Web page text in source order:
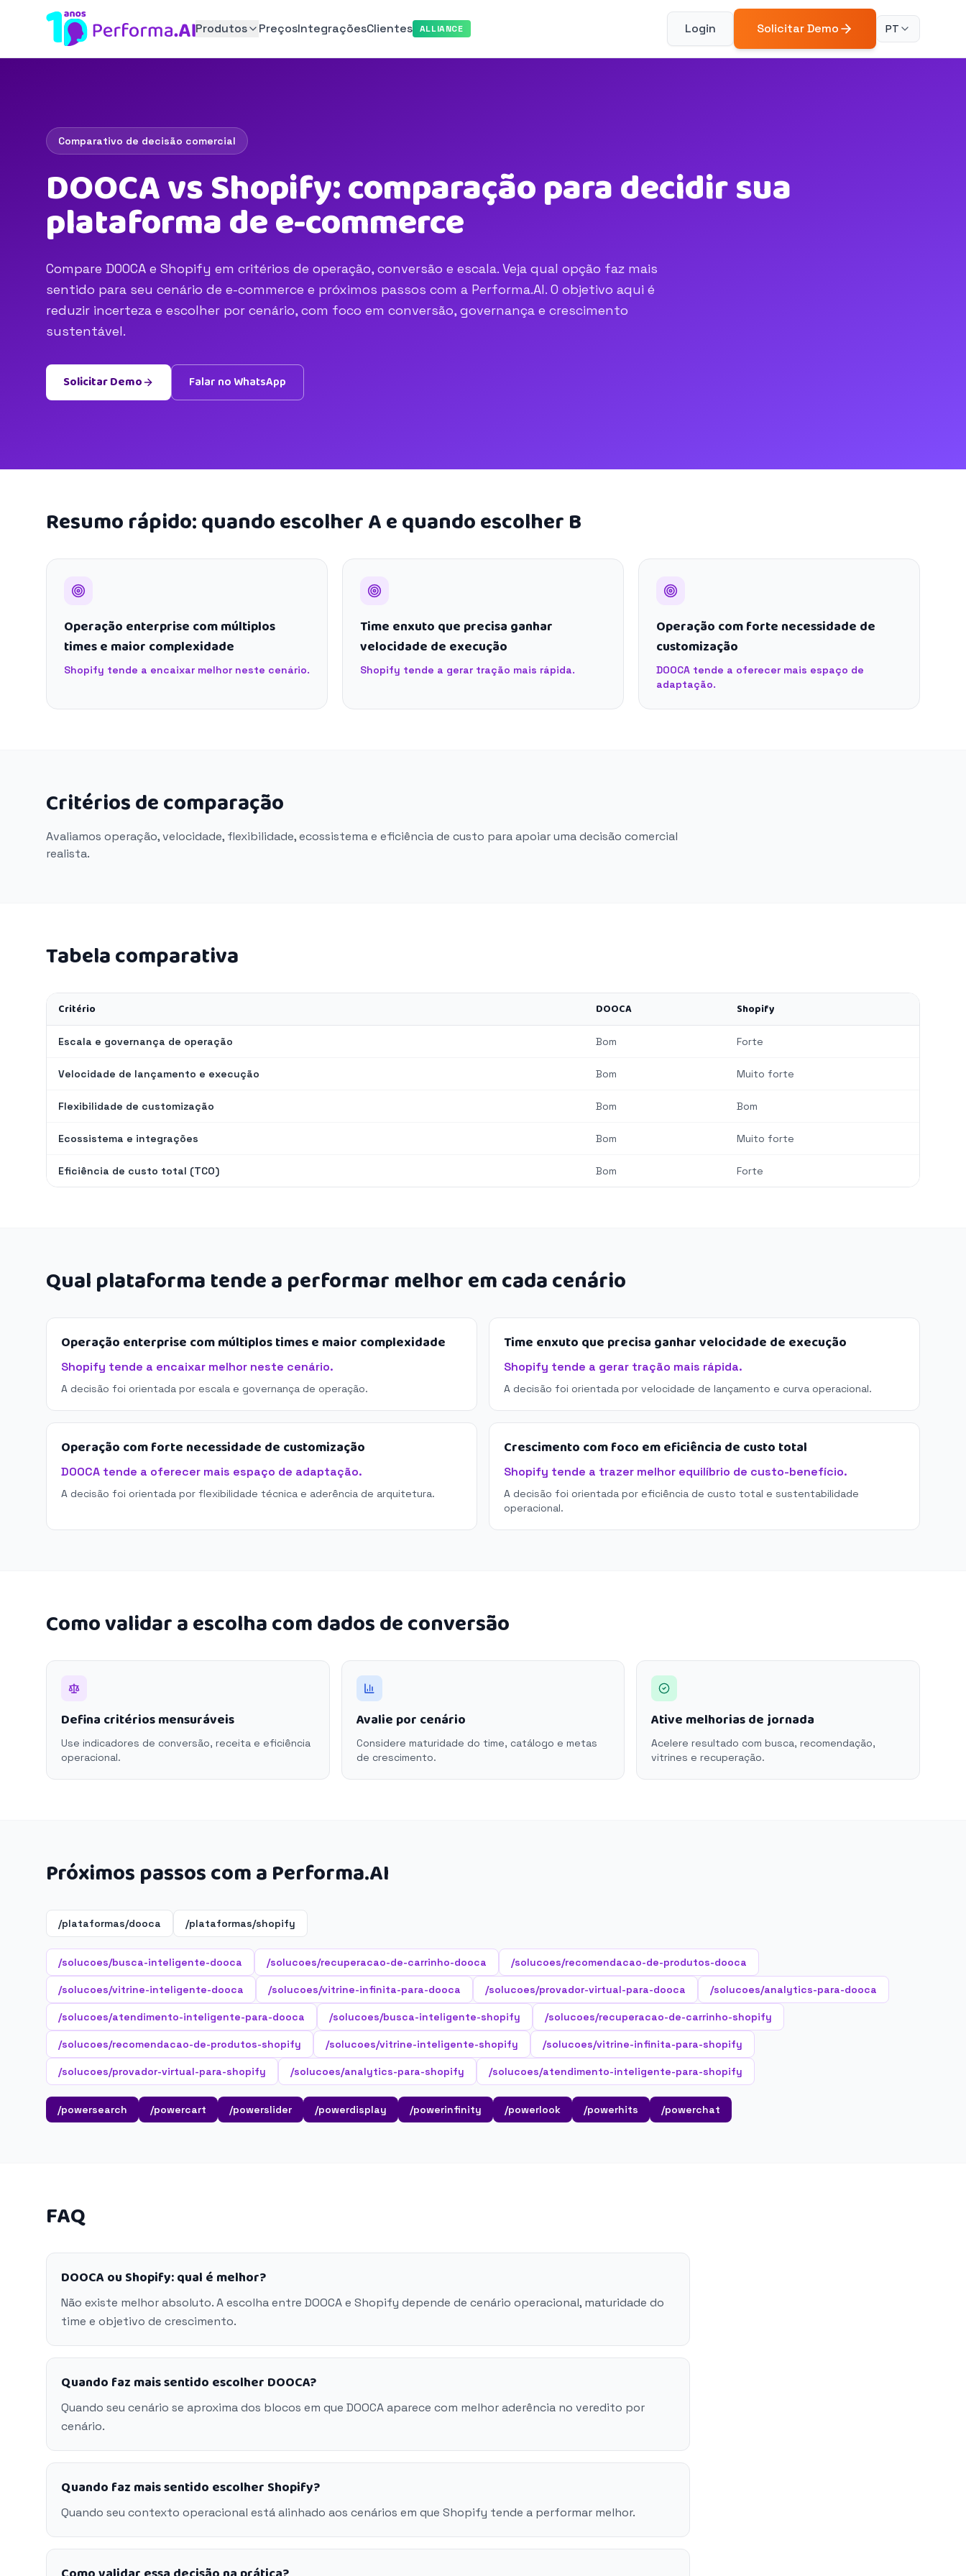
Produtos PreçosIntegraçõesClientes ALLIANCE Login Solicitar Demo PT
Comparativo de decisão comercial
DOOCA vs Shopify: comparação para decidir sua
plataforma de e-commerce
Compare DOOCA e Shopify em critérios de operação, conversão e escala. Veja qual opção faz mais
sentido para seu cenário de e-commerce e próximos passos com a Performa.AI. O objetivo aqui é
reduzir incerteza e escolher por cenário, com foco em conversão, governança e crescimento
sustentável.
Solicitar Demo Falar no WhatsApp
Resumo rápido: quando escolher A e quando escolher B
Operação enterprise com múltiplos
times e maior complexidade
Shopify tende a encaixar melhor neste cenário.
Time enxuto que precisa ganhar
velocidade de execução
Shopify tende a gerar tração mais rápida.
Operação com forte necessidade de
customização
DOOCA tende a oferecer mais espaço de
adaptação.
Critérios de comparação
Avaliamos operação, velocidade, flexibilidade, ecossistema e eficiência de custo para apoiar uma decisão comercial
realista.
Tabela comparativa
Critério DOOCA Shopify
Escala e governança de operação Bom Forte
Velocidade de lançamento e execução Bom Muito forte
Flexibilidade de customização Bom Bom
Ecossistema e integrações Bom Muito forte
Eficiência de custo total (TCO) Bom Forte
Qual plataforma tende a performar melhor em cada cenário
Operação enterprise com múltiplos times e maior complexidade
Shopify tende a encaixar melhor neste cenário.
A decisão foi orientada por escala e governança de operação.
Time enxuto que precisa ganhar velocidade de execução
Shopify tende a gerar tração mais rápida.
A decisão foi orientada por velocidade de lançamento e curva operacional.
Operação com forte necessidade de customização
DOOCA tende a oferecer mais espaço de adaptação.
A decisão foi orientada por flexibilidade técnica e aderência de arquitetura.
Crescimento com foco em eficiência de custo total
Shopify tende a trazer melhor equilíbrio de custo-benefício.
A decisão foi orientada por eficiência de custo total e sustentabilidade
operacional.
Como validar a escolha com dados de conversão
Defina critérios mensuráveis
Use indicadores de conversão, receita e eficiência
operacional.
Avalie por cenário
Considere maturidade do time, catálogo e metas
de crescimento.
Ative melhorias de jornada
Acelere resultado com busca, recomendação,
vitrines e recuperação.
Próximos passos com a Performa.AI
/plataformas/dooca /plataformas/shopify
/solucoes/busca-inteligente-dooca /solucoes/recuperacao-de-carrinho-dooca /solucoes/recomendacao-de-produtos-dooca
/solucoes/vitrine-inteligente-dooca /solucoes/vitrine-infinita-para-dooca /solucoes/provador-virtual-para-dooca /solucoes/analytics-para-dooca
/solucoes/atendimento-inteligente-para-dooca /solucoes/busca-inteligente-shopify /solucoes/recuperacao-de-carrinho-shopify
/solucoes/recomendacao-de-produtos-shopify /solucoes/vitrine-inteligente-shopify /solucoes/vitrine-infinita-para-shopify
/solucoes/provador-virtual-para-shopify /solucoes/analytics-para-shopify /solucoes/atendimento-inteligente-para-shopify
/powersearch /powercart /powerslider /powerdisplay /powerinfinity /powerlook /powerhits /powerchat
FAQ
DOOCA ou Shopify: qual é melhor?
Não existe melhor absoluto. A escolha entre DOOCA e Shopify depende de cenário operacional, maturidade do
time e objetivo de crescimento.
Quando faz mais sentido escolher DOOCA?
Quando seu cenário se aproxima dos blocos em que DOOCA aparece com melhor aderência no veredito por
cenário.
Quando faz mais sentido escolher Shopify?
Quando seu contexto operacional está alinhado aos cenários em que Shopify tende a performar melhor.